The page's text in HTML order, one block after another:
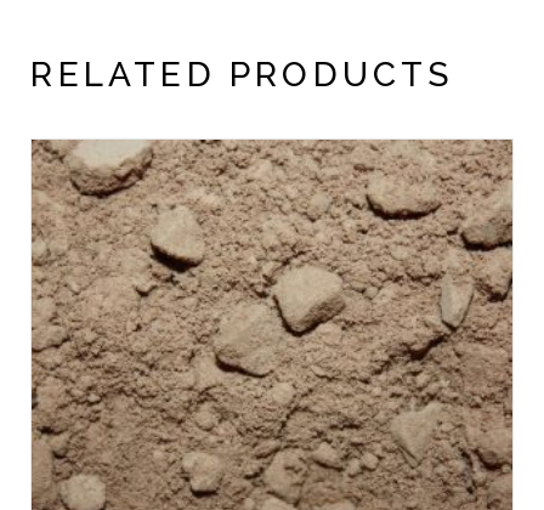
RELATED PRODUCTS